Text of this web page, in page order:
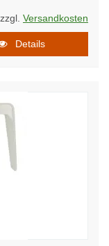
Versandkosten
Details